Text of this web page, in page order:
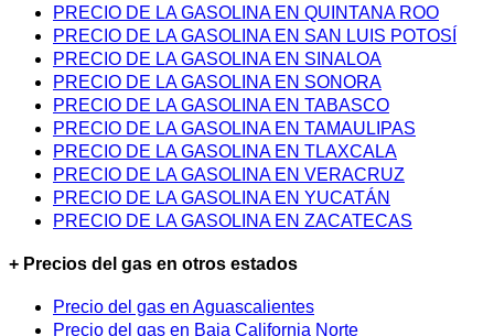
PRECIO DE LA GASOLINA EN QUINTANA ROO
PRECIO DE LA GASOLINA EN SAN LUIS POTOSÍ
PRECIO DE LA GASOLINA EN SINALOA
PRECIO DE LA GASOLINA EN SONORA
PRECIO DE LA GASOLINA EN TABASCO
PRECIO DE LA GASOLINA EN TAMAULIPAS
PRECIO DE LA GASOLINA EN TLAXCALA
PRECIO DE LA GASOLINA EN VERACRUZ
PRECIO DE LA GASOLINA EN YUCATÁN
PRECIO DE LA GASOLINA EN ZACATECAS
+ Precios del gas en otros estados
Precio del gas en Aguascalientes
Precio del gas en Baja California Norte